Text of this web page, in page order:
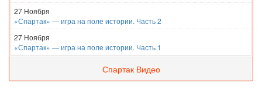
27 Ноября
«Спартак» — игра на поле истории. Часть 2
27 Ноября
«Спартак» — игра на поле истории. Часть 1
Спартак Видео